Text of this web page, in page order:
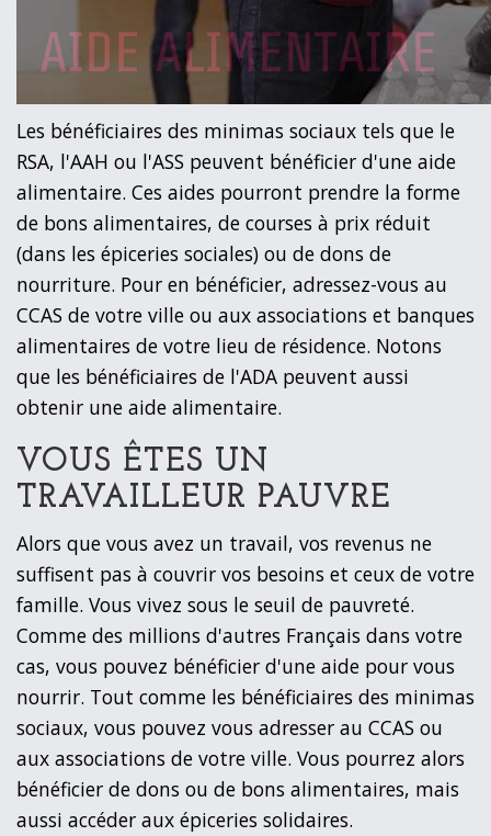
Les bénéficiaires des minimas sociaux tels que le
RSA, l'AAH ou l'ASS peuvent bénéficier d'une aide
alimentaire. Ces aides pourront prendre la forme
de bons alimentaires, de courses à prix réduit
(dans les épiceries sociales) ou de dons de
nourriture. Pour en bénéficier, adressez-vous au
CCAS de votre ville ou aux associations et banques
alimentaires de votre lieu de résidence. Notons
que les bénéficiaires de l'ADA peuvent aussi
obtenir une aide alimentaire.
VOUS ÊTES UN
TRAVAILLEUR PAUVRE
Alors que vous avez un travail, vos revenus ne
suffisent pas à couvrir vos besoins et ceux de votre
famille. Vous vivez sous le seuil de pauvreté.
Comme des millions d'autres Français dans votre
cas, vous pouvez bénéficier d'une aide pour vous
nourrir. Tout comme les bénéficiaires des minimas
sociaux, vous pouvez vous adresser au CCAS ou
aux associations de votre ville. Vous pourrez alors
bénéficier de dons ou de bons alimentaires, mais
aussi accéder aux épiceries solidaires.